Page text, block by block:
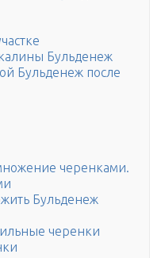
Бульденеж
Бульденеж после
черенками.
Бульденеж
черенки